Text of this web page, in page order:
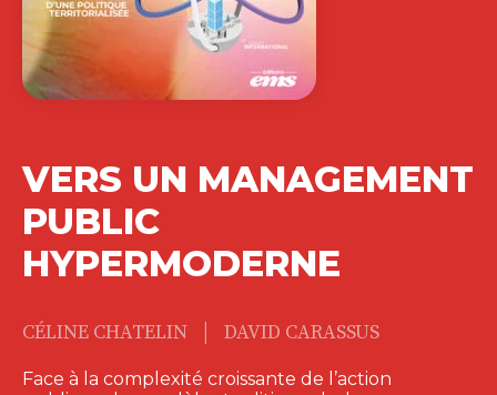
VERS UN MANAGEMENT
PUBLIC
HYPERMODERNE
CÉLINE CHATELIN | DAVID CARASSUS
Face à la complexité croissante de l’action